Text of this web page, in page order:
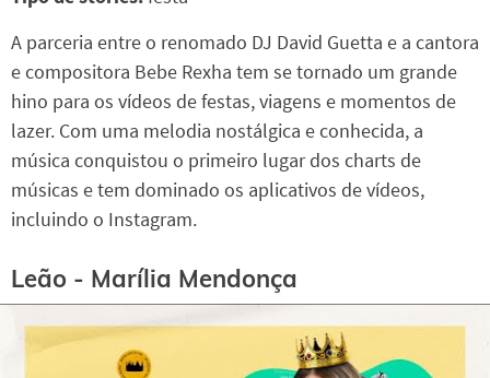
A parceria entre o renomado DJ David Guetta e a cantora
e compositora Bebe Rexha tem se tornado um grande
hino para os vídeos de festas, viagens e momentos de
lazer. Com uma melodia nostálgica e conhecida, a
música conquistou o primeiro lugar dos charts de
músicas e tem dominado os aplicativos de vídeos,
incluindo o Instagram.
Leão - Marília Mendonça